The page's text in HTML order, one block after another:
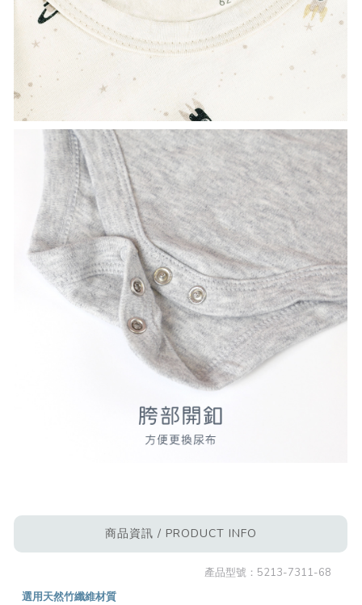
商品資訊 / PRODUCT INFO
產品型號： 5213-7311-68
選用天然竹纖維材質